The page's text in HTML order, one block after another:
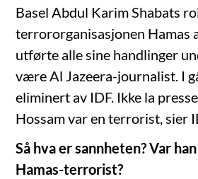
Basel Abdul Karim Shabats
terrororganisasjonen Hamas
utførte alle sine handlinger
være Al Jazeera-journalist. I
eliminert av IDF. Ikke la
Hossam var en terrorist, sier
Så hva er sannheten? Var
Hamas-terrorist?